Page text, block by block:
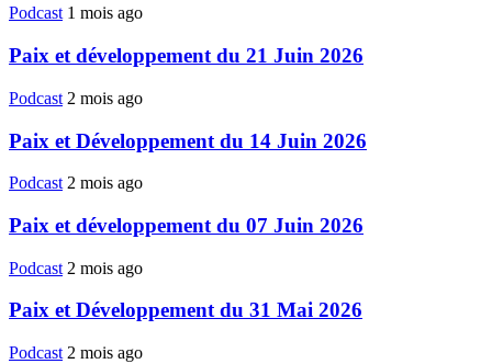
Podcast 1 mois ago
Paix et développement du 21 Juin 2026
Podcast 2 mois ago
Paix et Développement du 14 Juin 2026
Podcast 2 mois ago
Paix et développement du 07 Juin 2026
Podcast 2 mois ago
Paix et Développement du 31 Mai 2026
Podcast 2 mois ago